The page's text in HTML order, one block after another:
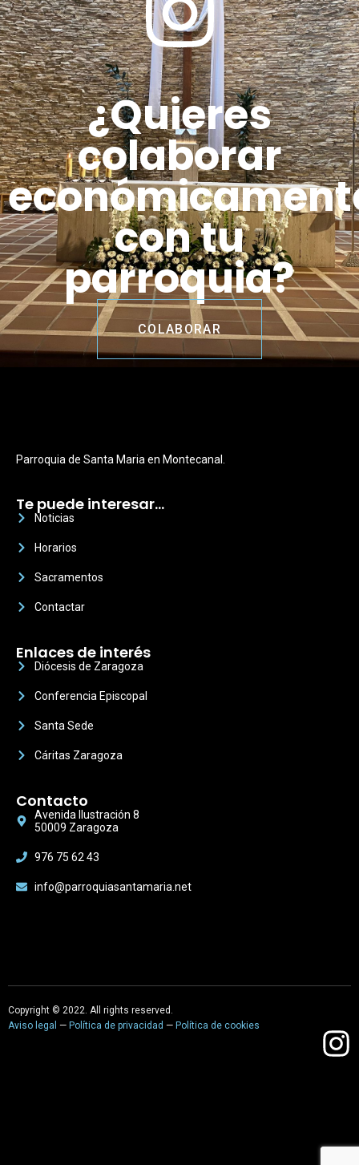
¿Quieres
colaborar
con tu
parroquia?
COLABORAR
Parroquia de Santa Maria en Montecanal.
Te puede interesar…
Noticias
Horarios
Sacramentos
Contactar
Enlaces de interés
Diócesis de Zaragoza
Conferencia Episcopal
Santa Sede
Cáritas Zaragoza
Contacto
Avenida Ilustración 8
50009 Zaragoza
976 75 62 43
info@parroquiasantamaria.net
Copyright © 2022. All rights reserved.
Aviso legal — Política de privacidad — Política de cookies